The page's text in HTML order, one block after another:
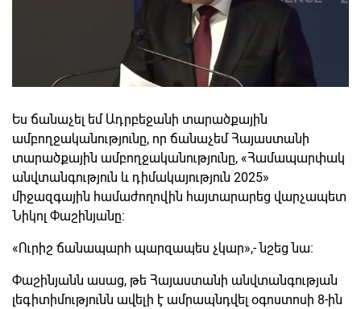
Ես ճանաչել եմ Ադրբեջանի տարածքային
ամբողջականությունը, որ ճանաչեմ Հայաստանի
տարածքային ամբողջականությունը, «Համապարփակ
անվտանգություն և դիմակայություն 2025»
միջազգային համաժողովին հայտարարեց վարչապետ
Նիկոլ Փաշինյանը։
«Ուրիշ ճանապարհ պարզապես չկար»,- նշեց նա։
Փաշինյանն ասաց, թե Հայաստանի անվտանգության
լեգիտիմությունն ավելի է ամրապնդվել օգոստոսի 8-ին